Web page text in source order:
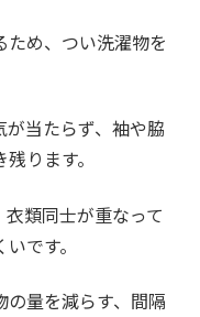
め、つい洗濯物を
当たらず、袖や脇
ります。
類同士が重なって
です。
量を減らす、間隔